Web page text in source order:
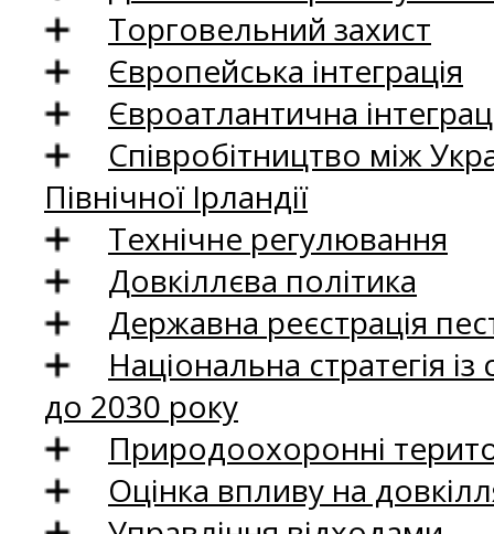
Торговельний захист
Європейська інтеграція
Євроатлантична
Співробітництво між
Північної Ірландії
Технічне регулювання
Довкіллєва політика
Державна реєстрація
Національна стратегія
до 2030 року
Природоохоронні
Оцінка впливу на